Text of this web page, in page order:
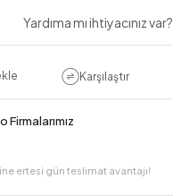
Yardıma mı ihtiyacınız var?
Karşılaştır
Firmalarımız
ertesi gün teslimat avantajı!